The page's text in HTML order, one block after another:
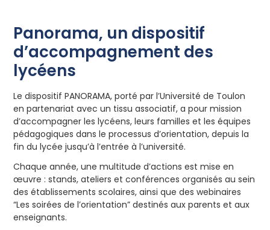
Panorama, un dispositif
d’accompagnement des
lycéens
Le dispositif PANORAMA, porté par l’Université de Toulon
en partenariat avec un tissu associatif, a pour mission
d’accompagner les lycéens, leurs familles et les équipes
pédagogiques dans le processus d’orientation, depuis la
fin du lycée jusqu’à l’entrée à l’université.
Chaque année, une multitude d’actions est mise en
œuvre : stands, ateliers et conférences organisés au sein
des établissements scolaires, ainsi que des webinaires
“Les soirées de l’orientation” destinés aux parents et aux
enseignants.